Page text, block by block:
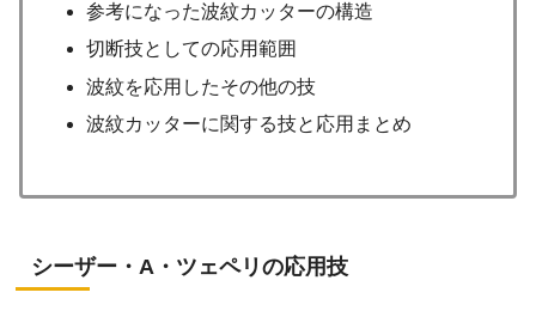
参考になった波紋カッターの構造
切断技としての応用範囲
波紋を応用したその他の技
波紋カッターに関する技と応用まとめ
シーザー・A・ツェペリの応用技